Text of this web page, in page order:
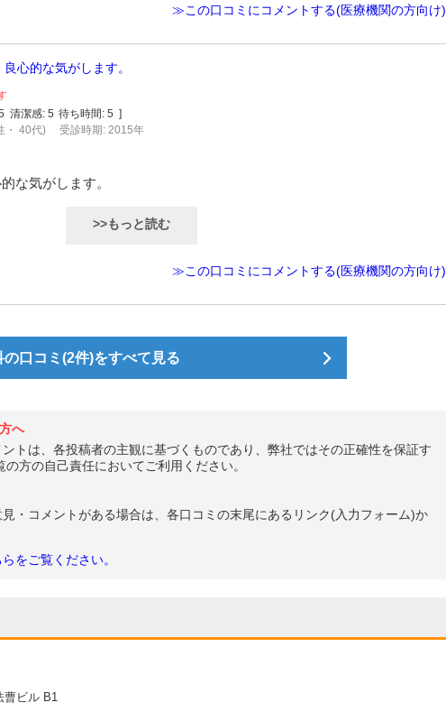
≫この口コミにコメントする(医療機関の方向け)
心的な気がします。
清潔感: 5 待ち時間: 5 ]
・ 40代) 受診時期: 2015年
な気がします。
>>もっと読む
≫この口コミにコメントする(医療機関の方向け)
の口コミ(2件)をすべて見る
へ
トは、各投稿者の主観に基づくものであり、弊社ではその正確性を保証す
方の自己責任においてご利用ください。
・コメントがある場合は、各口コミの末尾にあるリンク(入力フォーム)か
をご覧ください。
曹ビル B1